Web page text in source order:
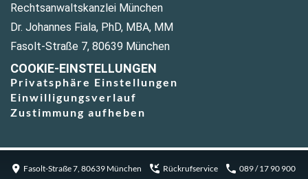
Rechtsanwaltskanzlei München
Dr. Johannes Fiala, PhD, MBA, MM
Fasolt-Straße 7, 80639 München
COOKIE-EINSTELLUNGEN
Privatsphäre Einstellungen
Einwilligungsverlauf
Zustimmung aufheben
Fasolt-Straße 7, 80639 München Rückrufservice 089 / 17 90 900